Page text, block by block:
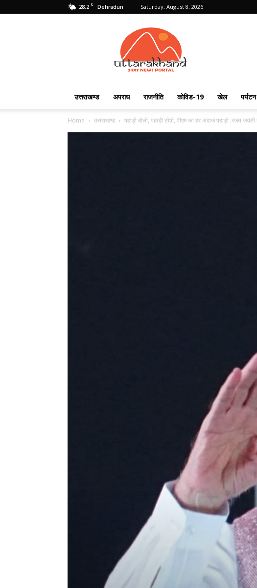
28.2 C Dehradun Saturday, August 8, 2026
Uttarakhand
24X7
उत्तराखण्ड अपराध राजनीति कोविड-19 खेल पर्यटन
Home उत्तराखण्ड पहाड़ी बोली, पहाड़ी टोपी, पीएम का हर अंदाज पहाड़ी ,रजत